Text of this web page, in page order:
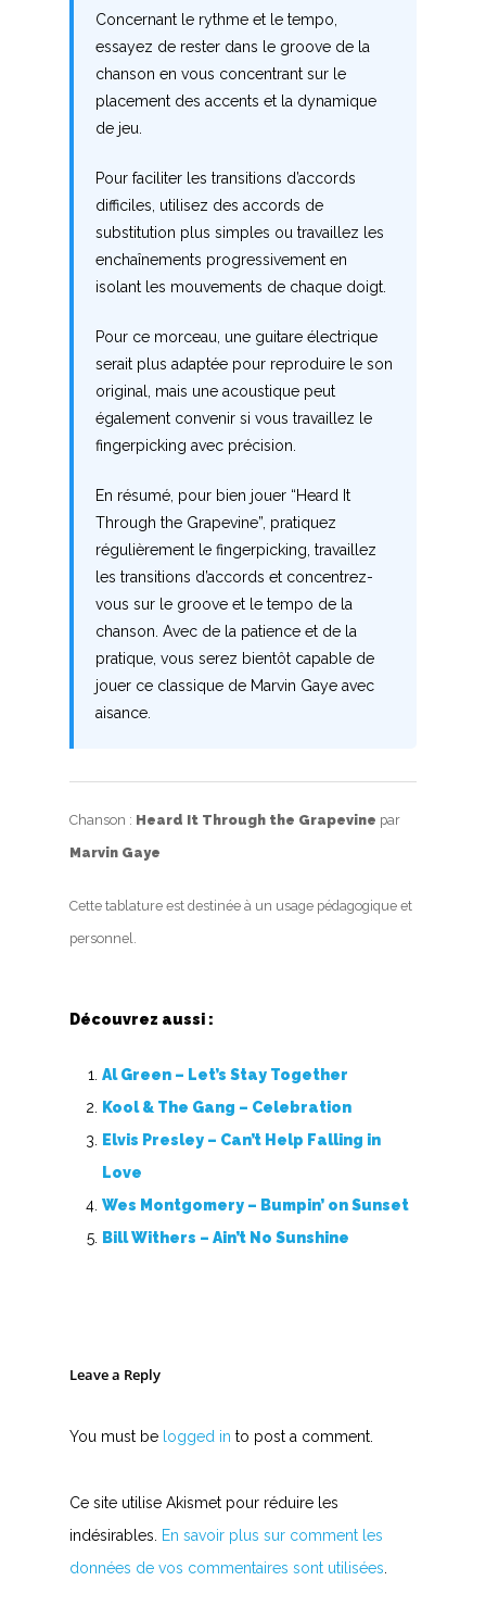
Concernant le rythme et le tempo,
essayez de rester dans le groove de la
chanson en vous concentrant sur le
placement des accents et la dynamique
de jeu.
Pour faciliter les transitions d’accords
difficiles, utilisez des accords de
substitution plus simples ou travaillez les
enchaînements progressivement en
isolant les mouvements de chaque doigt.
Pour ce morceau, une guitare électrique
serait plus adaptée pour reproduire le son
original, mais une acoustique peut
également convenir si vous travaillez le
fingerpicking avec précision.
En résumé, pour bien jouer “Heard It
Through the Grapevine”, pratiquez
régulièrement le fingerpicking, travaillez
les transitions d’accords et concentrez-
vous sur le groove et le tempo de la
chanson. Avec de la patience et de la
pratique, vous serez bientôt capable de
jouer ce classique de Marvin Gaye avec
aisance.
Chanson : Heard It Through the Grapevine par
Marvin Gaye
Cette tablature est destinée à un usage pédagogique et
personnel.
Découvrez aussi :
Al Green – Let’s Stay Together
Kool & The Gang – Celebration
Elvis Presley – Can’t Help Falling in
Love
Wes Montgomery – Bumpin’ on Sunset
Bill Withers – Ain’t No Sunshine
Leave a Reply
You must be logged in to post a comment.
Ce site utilise Akismet pour réduire les
indésirables.
En savoir plus sur comment les
données de vos commentaires sont utilisées
O
P
Q
R
S
T
V
W
X
Y
Z
Nouvelles tabs
Top 100
Accords de guitare